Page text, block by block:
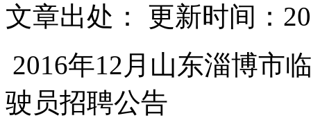
文章出处： 更新时间：
2016年12月山东淄博市
驶员招聘公告